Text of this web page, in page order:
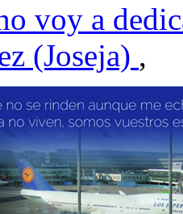
voy a
(Joseja) ,